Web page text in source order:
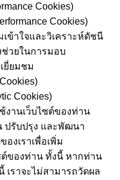
Cookies)
Cookies)
ข้าใจและวิเคราะห์ดัชนี
วยในการมอบ
ยี่ยมชม
Cookies)
งานเว็บไซต์ของท่าน
ปรับปรุง และพัฒนา
งเราเพื่อเพิ่ม
ของท่าน ทั้งนี้ หากท่าน
เราจะไม่สามารถวัดผล